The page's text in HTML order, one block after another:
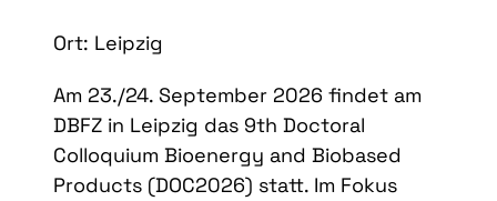
Ort: Leipzig
Am 23./24. September 2026 findet am
DBFZ in Leipzig das 9th Doctoral
Colloquium Bioenergy and Biobased
Products (DOC2026) statt. Im Fokus